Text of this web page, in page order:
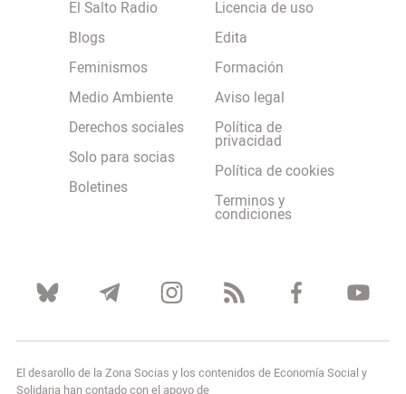
El Salto Radio
Blogs
Feminismos
Medio Ambiente
Derechos sociales
Solo para socias
Boletines
Licencia de uso
Edita
Formación
Aviso legal
Política de
privacidad
Política de cookies
Terminos y
condiciones
El desarollo de la Zona Socias y los contenidos de Economía Social y
Solidaria han contado con el apoyo de